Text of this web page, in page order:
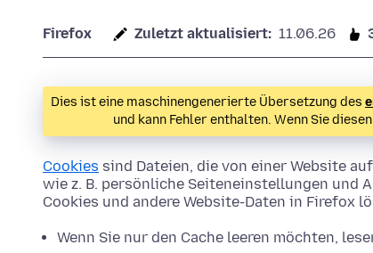
Firefox Zuletzt aktualisiert: 11.06.26
Dies ist eine maschinengenerierte Übersetzung des
und kann Fehler enthalten. Wenn Sie
Cookies sind Dateien, die von einer Website
wie z. B. persönliche Seiteneinstellungen und
Cookies und andere Website-Daten in Firefox
Wenn Sie nur den Cache leeren möchten,